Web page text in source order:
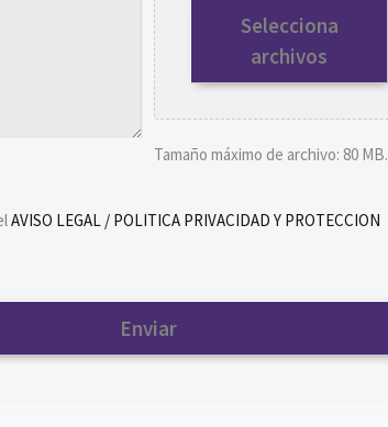
Selecciona
archivos
Tamaño máximo de archivo: 80 MB.
AVISO LEGAL / POLITICA PRIVACIDAD Y PROTECCION